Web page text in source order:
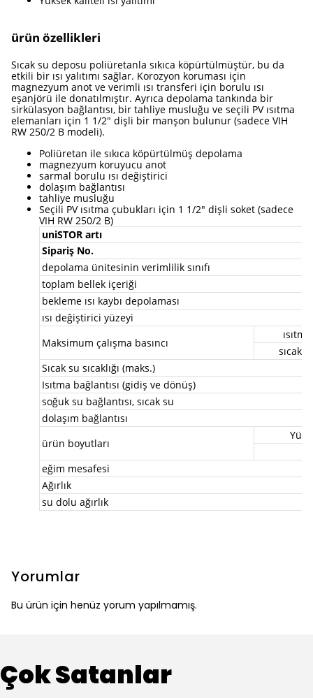
ürün özellikleri
Sıcak su deposu poliüretanla sıkıca köpürtülmüştür, bu da
etkili bir ısı yalıtımı sağlar. Korozyon koruması için
magnezyum anot ve verimli ısı transferi için borulu ısı
eşanjörü ile donatılmıştır. Ayrıca depolama tankında bir
sirkülasyon bağlantısı, bir tahliye musluğu ve seçili PV ısıtma
elemanları için 1 1/2" dişli bir manşon bulunur (sadece VIH
RW 250/2 B modeli).
Poliüretan ile sıkıca köpürtülmüş depolama
magnezyum koruyucu anot
sarmal borulu ısı değiştirici
dolaşım bağlantısı
tahliye musluğu
Seçili PV ısıtma çubukları için 1 1/2" dişli soket (sadece
VIH RW 250/2 B)
uniSTOR artı
Sipariş No.
depolama ünitesinin verimlilik sınıfı
toplam bellek içeriği
bekleme ısı kaybı depolaması
ısı değiştirici yüzeyi
Maksimum çalışma basıncı
sıcak
Sıcak su sıcaklığı (maks.)
Isıtma bağlantısı (gidiş ve dönüş)
soğuk su bağlantısı, sıcak su
dolaşım bağlantısı
ürün boyutları
eğim mesafesi
Ağırlık
su dolu ağırlık
Yorumlar
Bu ürün için henüz yorum yapılmamış.
Çok Satanlar